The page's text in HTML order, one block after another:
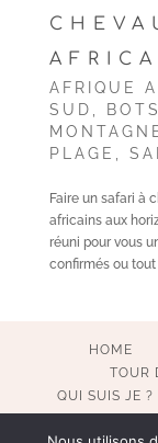
AFRIQUE
SUD
PLAGE
Faire un safari à
africains aux
réuni pour vous
confirmés ou
HOME
TOUR
QUI SUIS JE ?